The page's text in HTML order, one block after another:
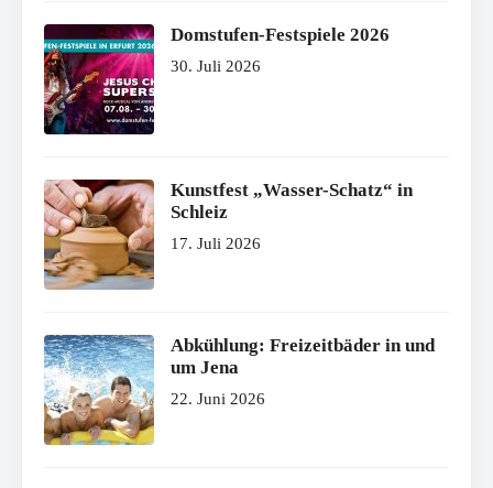
Domstufen-Festspiele 2026
30. Juli 2026
Kunstfest „Wasser-Schatz“ in
Schleiz
17. Juli 2026
Abkühlung: Freizeitbäder in und
um Jena
22. Juni 2026